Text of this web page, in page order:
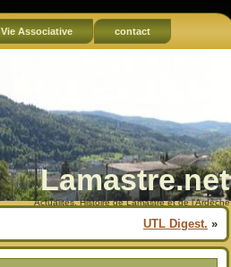
Vie Associative contact
Lamastre.net
Actualités, Histoire de Lamastre et de l'Ardèche
UTL Digest. »